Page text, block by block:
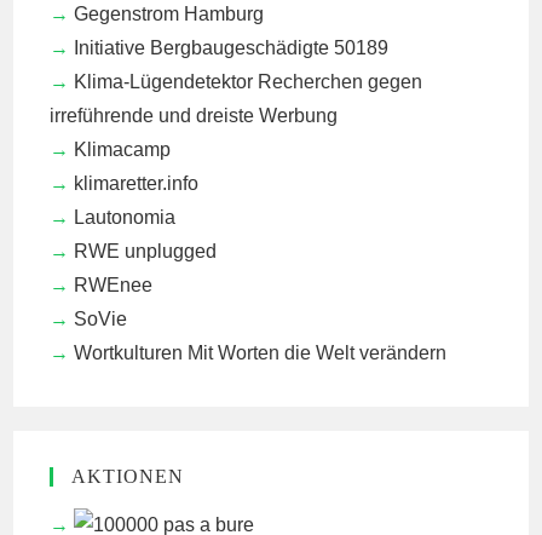
Gegenstrom Hamburg
Initiative Bergbaugeschädigte 50189
Klima-Lügendetektor Recherchen gegen
irreführende und dreiste Werbung
Klimacamp
klimaretter.info
Lautonomia
RWE unplugged
RWEnee
SoVie
Wortkulturen Mit Worten die Welt verändern
AKTIONEN